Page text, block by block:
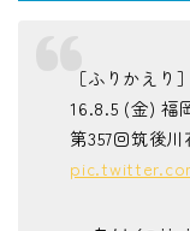
［ふりかえり］
16.8.5 (金) 福
第357回筑後